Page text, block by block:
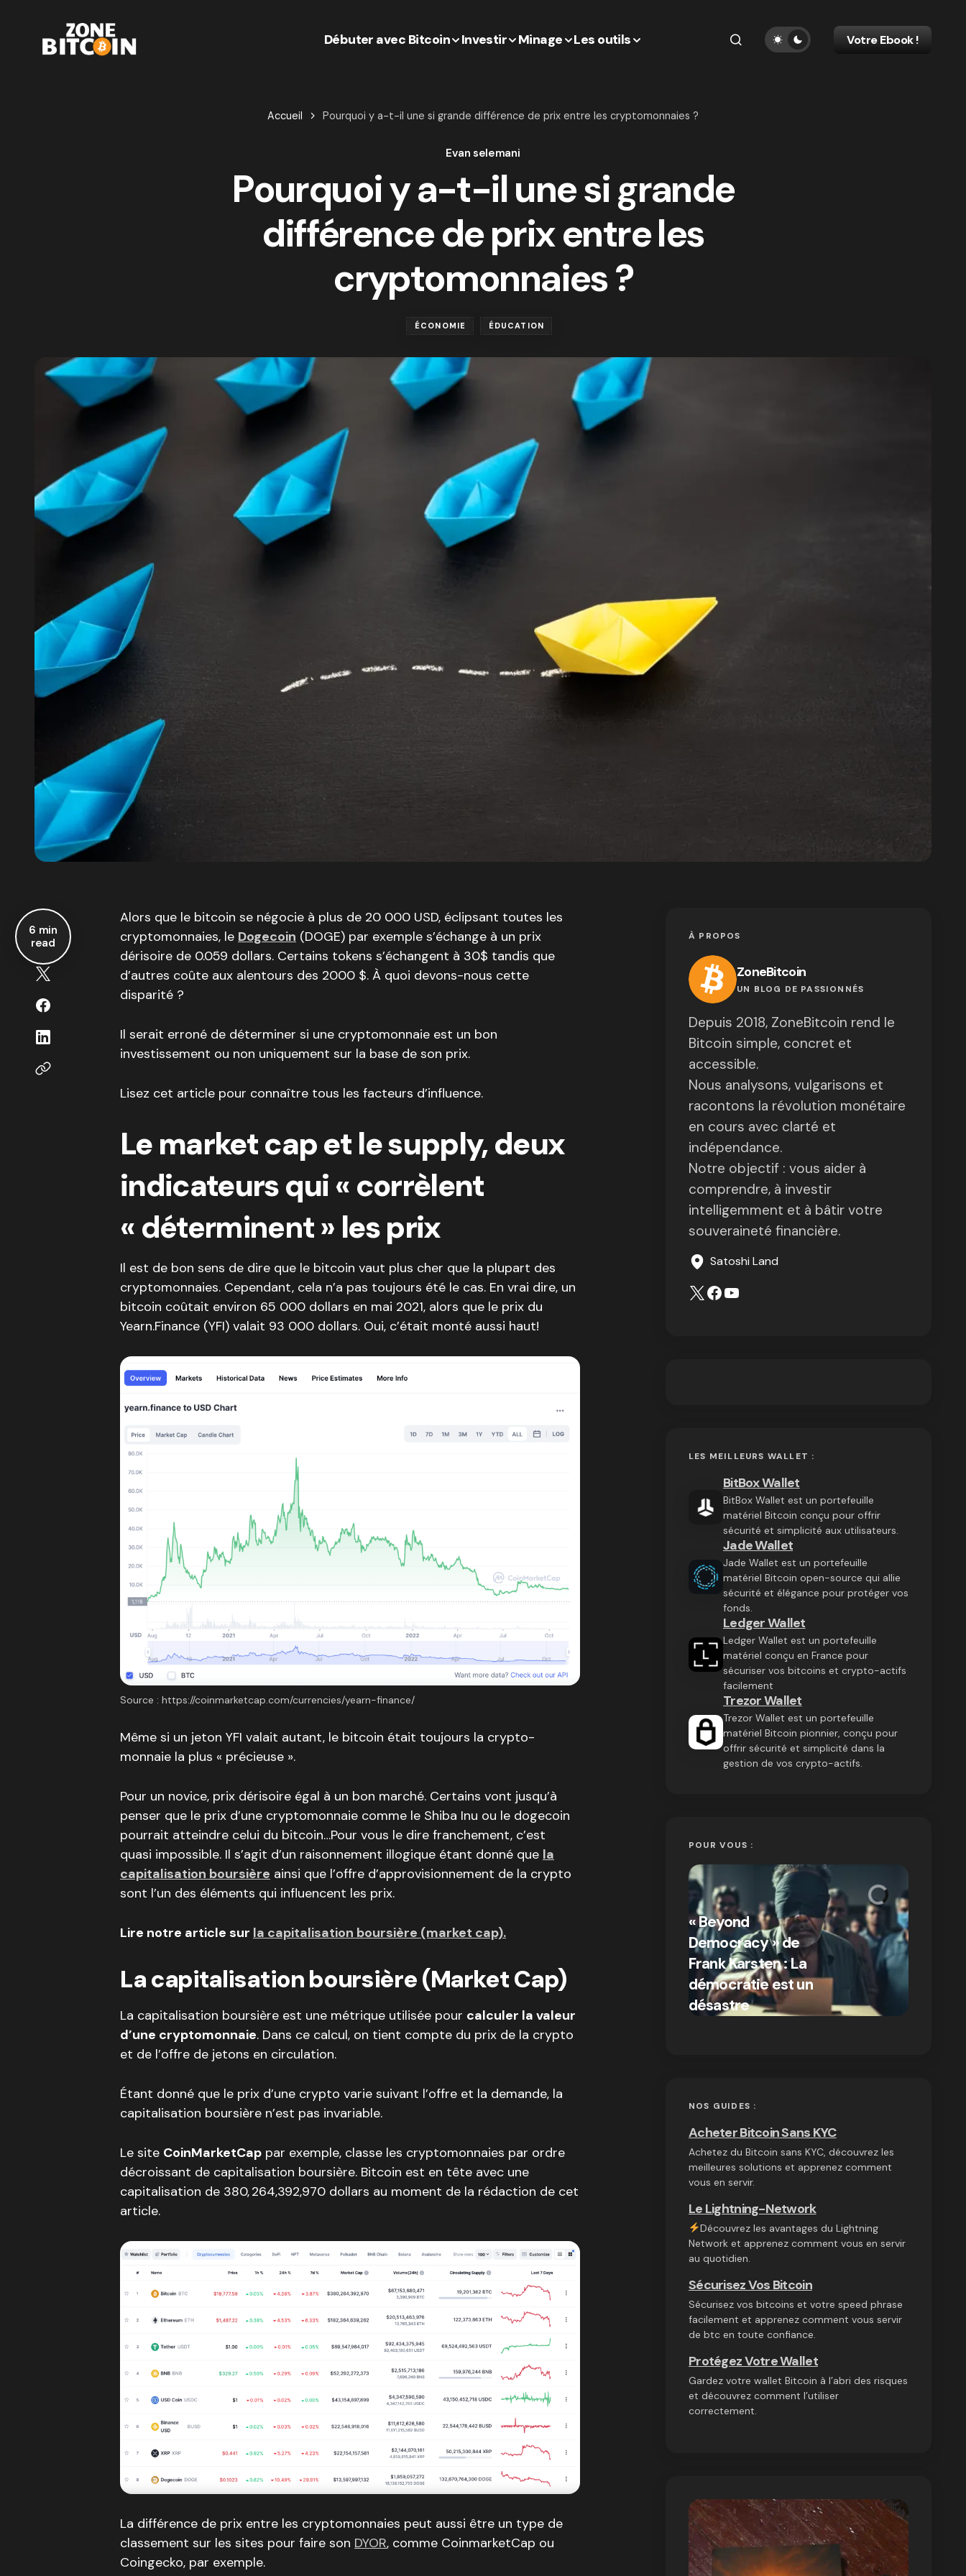
Débuter avec Bitcoin Investir Minage Les outils Votre Ebook !
Accueil Pourquoi y a-t-il une si grande différence de prix entre les cryptomonnaies ?
Evan selemani
Pourquoi y a-t-il une si grande
différence de prix entre les
cryptomonnaies ?
ÉCONOMIE ÉDUCATION
6 min
read
Alors que le bitcoin se négocie à plus de 20 000 USD, éclipsant toutes les
cryptomonnaies, le Dogecoin (DOGE) par exemple s’échange à un prix
dérisoire de 0.059 dollars. Certains tokens s’échangent à 30$ tandis que
d’autres coûte aux alentours des 2000 $. À quoi devons-nous cette
disparité ?
Il serait erroné de déterminer si une cryptomonnaie est un bon
investissement ou non uniquement sur la base de son prix.
Lisez cet article pour connaître tous les facteurs d’influence.
Le market cap et le supply, deux
indicateurs qui« corrèlent
« déterminent » les prix
Il est de bon sens de dire que le bitcoin vaut plus cher que la plupart des
cryptomonnaies. Cependant, cela n’a pas toujours été le cas. En vrai dire, un
bitcoin coûtait environ 65 000 dollars en mai 2021, alors que le prix du
Yearn.Finance (YFI) valait 93 000 dollars. Oui, c’était monté aussi haut!
Source : https://coinmarketcap.com/currencies/yearn-finance/
Même si un jeton YFI valait autant, le bitcoin était toujours la crypto-
monnaie la plus « précieuse ».
Pour un novice, prix dérisoire égal à un bon marché. Certains vont jusqu’à
penser que le prix d’une cryptomonnaie comme le Shiba Inu ou le dogecoin
pourrait atteindre celui du bitcoin…Pour vous le dire franchement, c’est
quasi impossible. Il s’agit d’un raisonnement illogique étant donné que la
capitalisation boursière ainsi que l’offre d’approvisionnement de la crypto
sont l’un des éléments qui influencent les prix.
Lire notre article sur la capitalisation boursière (market cap).
La capitalisation boursière (Market Cap)
La capitalisation boursière est une métrique utilisée pour calculer la valeur
d’une cryptomonnaie. Dans ce calcul, on tient compte du prix de la crypto
et de l’offre de jetons en circulation.
Étant donné que le prix d’une crypto varie suivant l’offre et la demande, la
capitalisation boursière n’est pas invariable.
Le site CoinMarketCap par exemple, classe les cryptomonnaies par ordre
décroissant de capitalisation boursière. Bitcoin est en tête avec une
capitalisation de 380, 264,392,970 dollars au moment de la rédaction de cet
article.
La différence de prix entre les cryptomonnaies peut aussi être un type de
classement sur les sites pour faire son DYOR, comme CoinmarketCap ou
Coingecko, par exemple.
À PROPOS
ZoneBitcoin
UN BLOG DE PASSIONNÉS
Depuis 2018, ZoneBitcoin rend le
Bitcoin simple, concret et
accessible.
Nous analysons, vulgarisons et
racontons la révolution monétaire
en cours avec clarté et
indépendance.
Notre objectif : vous aider à
comprendre, à investir
intelligemment et à bâtir votre
souveraineté financière.
Satoshi Land
LES MEILLEURS WALLET :
BitBox Wallet
BitBox Wallet est un portefeuille
matériel Bitcoin conçu pour offrir
sécurité et simplicité aux utilisateurs.
Jade Wallet
Jade Wallet est un portefeuille
matériel Bitcoin open-source qui allie
sécurité et élégance pour protéger vos
fonds.
Ledger Wallet
Ledger Wallet est un portefeuille
matériel conçu en France pour
sécuriser vos bitcoins et crypto-actifs
facilement
Trezor Wallet
Trezor Wallet est un portefeuille
matériel Bitcoin pionnier, conçu pour
offrir sécurité et simplicité dans la
gestion de vos crypto-actifs.
POUR VOUS :
« Beyond
Democracy » de
Frank Karsten : La
démocratie est un
désastre
on 03/10/2024
NOS GUIDES :
Acheter Bitcoin Sans KYC
Achetez du Bitcoin sans KYC, découvrez les
meilleures solutions et apprenez comment
vous en servir.
Le Lightning-Network
Découvrez les avantages du Lightning
Network et apprenez comment vous en servir
au quotidien.
Sécurisez Vos Bitcoin
Sécurisez vos bitcoins et votre speed phrase
facilement et apprenez comment vous servir
de btc en toute confiance.
Protégez Votre Wallet
Gardez votre wallet Bitcoin à l’abri des risques
et découvrez comment l’utiliser
correctement.